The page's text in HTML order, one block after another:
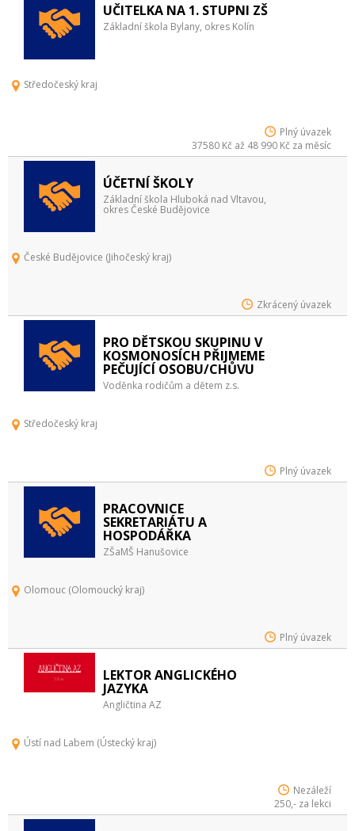
UČITELKA NA 1. STUPNI ZŠ
Základní škola Bylany, okres Kolín
Středočeský kraj
Plný úvazek
37580 Kč až 48 990 Kč za měsíc
ÚČETNÍ ŠKOLY
Základní škola Hluboká nad Vltavou,
okres České Budějovice
České Budějovice (Jihočeský kraj)
Zkrácený úvazek
PRO DĚTSKOU SKUPINU V
KOSMONOSÍCH PŘIJMEME
PEČUJÍCÍ OSOBU/CHŮVU
Voděnka rodičům a dětem z.s.
Středočeský kraj
Plný úvazek
PRACOVNICE
SEKRETARIÁTU A
HOSPODÁŘKA
ZŠaMŠ Hanušovice
Olomouc (Olomoucký kraj)
Plný úvazek
LEKTOR ANGLICKÉHO
JAZYKA
Angličtina AZ
Ústí nad Labem (Ústecký kraj)
Nezáleží
250,- za lekci